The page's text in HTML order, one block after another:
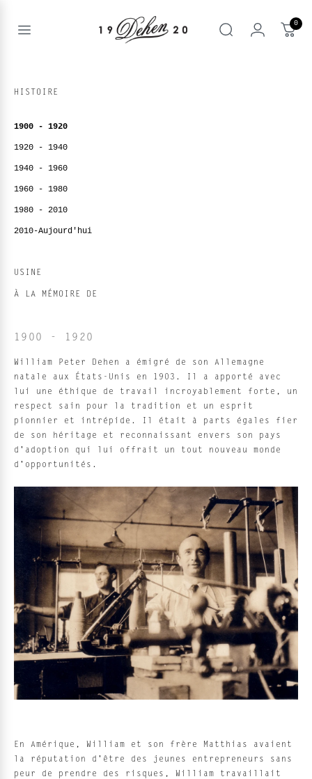
contenuOpen
rechercher
0
HISTOIRE
1900 - 1920
1920 - 1940
1940 - 1960
1960 - 1980
1980 - 2010
2010-Aujourd'hui
USINE
À LA MÉMOIRE DE
1900 - 1920
William Peter Dehen a émigré de son Allemagne
natale aux États-Unis en 1903. Il a apporté avec
lui une éthique de travail incroyablement forte, un
respect sain pour la tradition et un esprit
pionnier et intrépide. Il était à parts égales fier
de son héritage et reconnaissant envers son pays
d'adoption qui lui offrait un tout nouveau monde
d'opportunités.
En Amérique, William et son frère Matthias avaient
la réputation d'être des jeunes entrepreneurs sans
peur de prendre des risques, William travaillait